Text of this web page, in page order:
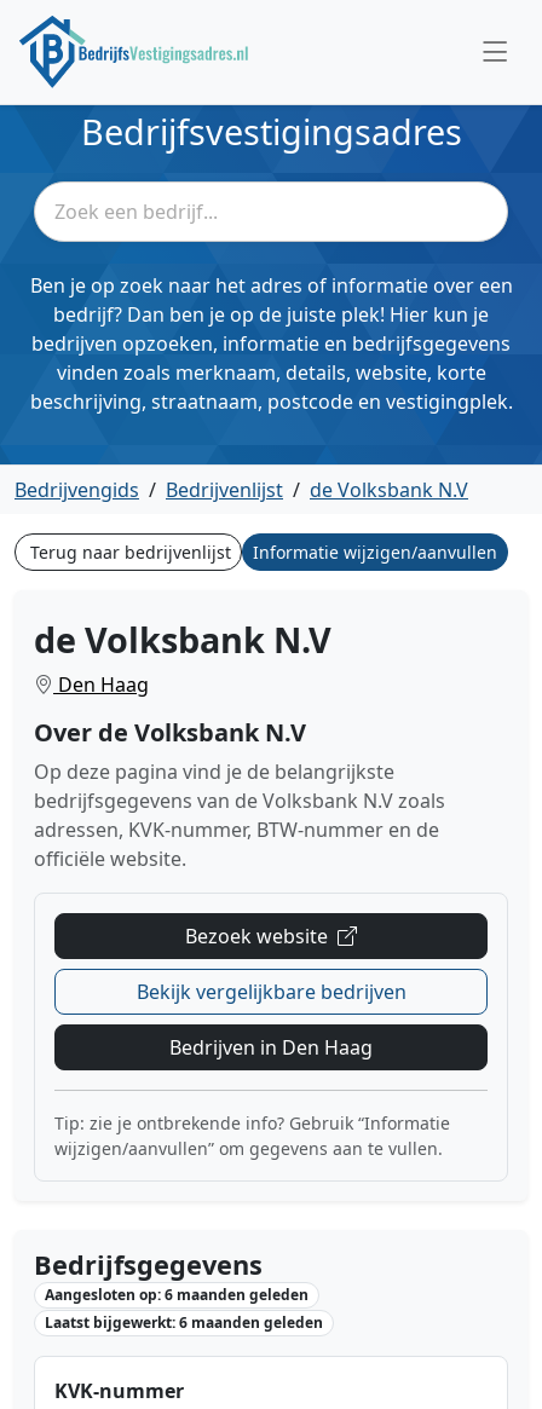
Bedrijfsvestigingsadres
Ben je op zoek naar het adres of informatie over een
bedrijf? Dan ben je op de juiste plek! Hier kun je
bedrijven opzoeken, informatie en bedrijfsgegevens
vinden zoals merknaam, details, website, korte
beschrijving, straatnaam, postcode en vestigingplek.
Bedrijvengids / Bedrijvenlijst / de Volksbank N.V
Terug naar bedrijvenlijst Informatie wijzigen/aanvullen
de Volksbank N.V
Den Haag
Over de Volksbank N.V
Op deze pagina vind je de belangrijkste
bedrijfsgegevens van de Volksbank N.V zoals
adressen, KVK-nummer, BTW-nummer en de
officiële website.
Bezoek website
Bekijk vergelijkbare bedrijven
Bedrijven in Den Haag
Tip: zie je ontbrekende info? Gebruik “Informatie
wijzigen/aanvullen” om gegevens aan te vullen.
Bedrijfsgegevens
Aangesloten op: 6 maanden geleden
Laatst bijgewerkt: 6 maanden geleden
KVK-nummer